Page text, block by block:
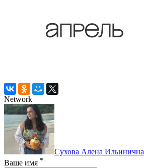
Network
Сухова Алена Ильинична
Ваше имя *